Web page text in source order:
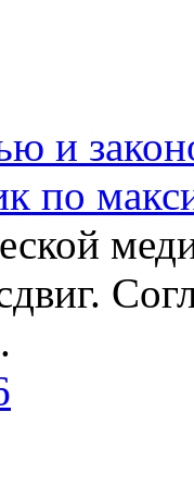
и
по